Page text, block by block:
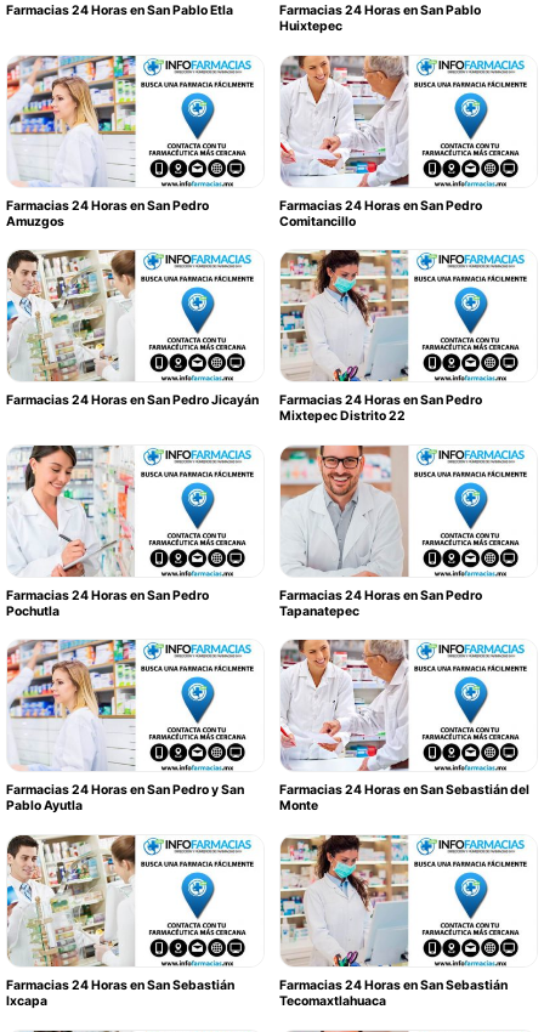
Farmacias 24 Horas en San Pablo Etla
Farmacias 24 Horas en San Pablo
Huixtepec
Farmacias 24 Horas en San Pedro
Amuzgos
Farmacias 24 Horas en San Pedro
Comitancillo
Farmacias 24 Horas en San Pedro Jicayán
Farmacias 24 Horas en San Pedro
Mixtepec Distrito 22
Farmacias 24 Horas en San Pedro
Pochutla
Farmacias 24 Horas en San Pedro
Tapanatepec
Farmacias 24 Horas en San Pedro y San
Pablo Ayutla
Farmacias 24 Horas en San Sebastián del
Monte
Farmacias 24 Horas en San Sebastián
Ixcapa
Farmacias 24 Horas en San Sebastián
Tecomaxtlahuaca